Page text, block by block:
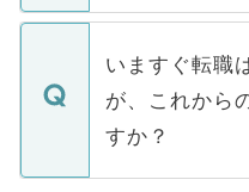
関を公にしてし
に、医療機関が
みを人材紹介会
ています。
定を承諾する必
の辞退の連絡は
個人情報が漏え
で、ご安心くだ
などで収集した
ご本人のキャリ
支援を目的に使
ているすべての
いますぐ転職
が、これから
すか？